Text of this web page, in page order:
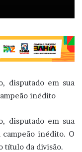
disputado em sua
inédito
disputado em sua
inédito. O
título da divisão.